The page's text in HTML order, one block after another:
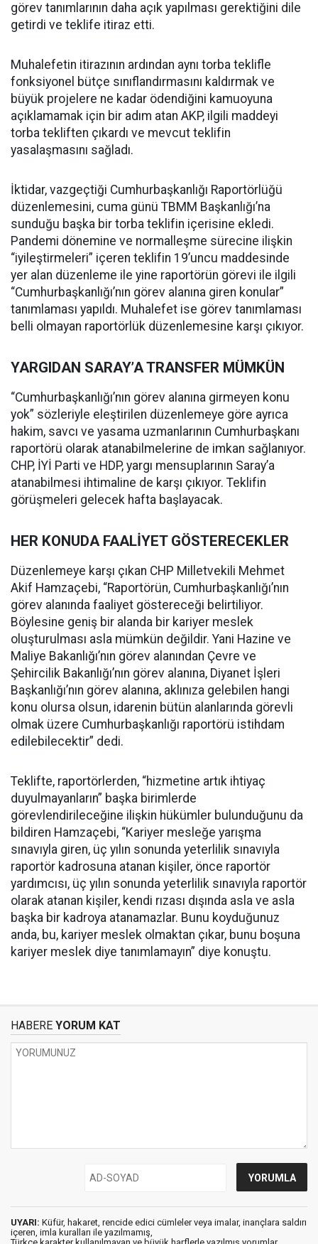
görev tanımlarının daha açık yapılması gerektiğini dile
getirdi ve teklife itiraz etti.
Muhalefetin itirazının ardından aynı torba teklifle
fonksiyonel bütçe sınıflandırmasını kaldırmak ve
büyük projelere ne kadar ödendiğini kamuoyuna
açıklamamak için bir adım atan AKP, ilgili maddeyi
torba tekliften çıkardı ve mevcut teklifin
yasalaşmasını sağladı.
İktidar, vazgeçtiği Cumhurbaşkanlığı Raportörlüğü
düzenlemesini, cuma günü TBMM Başkanlığı’na
sunduğu başka bir torba teklifin içerisine ekledi.
Pandemi dönemine ve normalleşme sürecine ilişkin
“iyileştirmeleri” içeren teklifin 19’uncu maddesinde
yer alan düzenleme ile yine raportörün görevi ile ilgili
“Cumhurbaşkanlığı’nın görev alanına giren konular”
tanımlaması yapıldı. Muhalefet ise görev tanımlaması
belli olmayan raportörlük düzenlemesine karşı çıkıyor.
YARGIDAN SARAY’A TRANSFER MÜMKÜN
“Cumhurbaşkanlığı’nın görev alanına girmeyen konu
yok” sözleriyle eleştirilen düzenlemeye göre ayrıca
hakim, savcı ve yasama uzmanlarının Cumhurbaşkanı
raportörü olarak atanabilmelerine de imkan sağlanıyor.
CHP, İYİ Parti ve HDP, yargı mensuplarının Saray’a
atanabilmesi ihtimaline de karşı çıkıyor. Teklifin
görüşmeleri gelecek hafta başlayacak.
HER KONUDA FAALİYET GÖSTERECEKLER
Düzenlemeye karşı çıkan CHP Milletvekili Mehmet
Akif Hamzaçebi, “Raportörün, Cumhurbaşkanlığı’nın
görev alanında faaliyet göstereceği belirtiliyor.
Böylesine geniş bir alanda bir kariyer meslek
oluşturulması asla mümkün değildir. Yani Hazine ve
Maliye Bakanlığı’nın görev alanından Çevre ve
Şehircilik Bakanlığı’nın görev alanına, Diyanet İşleri
Başkanlığı’nın görev alanına, aklınıza gelebilen hangi
konu olursa olsun, idarenin bütün alanlarında görevli
olmak üzere Cumhurbaşkanlığı raportörü istihdam
edilebilecektir” dedi.
Teklifte, raportörlerden, “hizmetine artık ihtiyaç
duyulmayanların” başka birimlerde
görevlendirileceğine ilişkin hükümler bulunduğunu da
bildiren Hamzaçebi, “Kariyer mesleğe yarışma
sınavıyla giren, üç yılın sonunda yeterlilik sınavıyla
raportör kadrosuna atanan kişiler, önce raportör
yardımcısı, üç yılın sonunda yeterlilik sınavıyla raportör
olarak atanan kişiler, kendi rızası dışında asla ve asla
başka bir kadroya atanamazlar. Bunu koyduğunuz
anda, bu, kariyer meslek olmaktan çıkar, bunu boşuna
kariyer meslek diye tanımlamayın” diye konuştu.
HABERE YORUM KAT
UYARI: Küfür, hakaret, rencide edici cümleler veya imalar, inançlara saldırı
içeren, imla kuralları ile yazılmamış,